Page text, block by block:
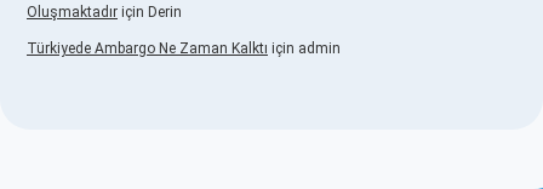
Oluşmaktadır için Derin
Türkiyede Ambargo Ne Zaman Kalktı için admin